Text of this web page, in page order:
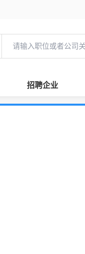
招聘企业